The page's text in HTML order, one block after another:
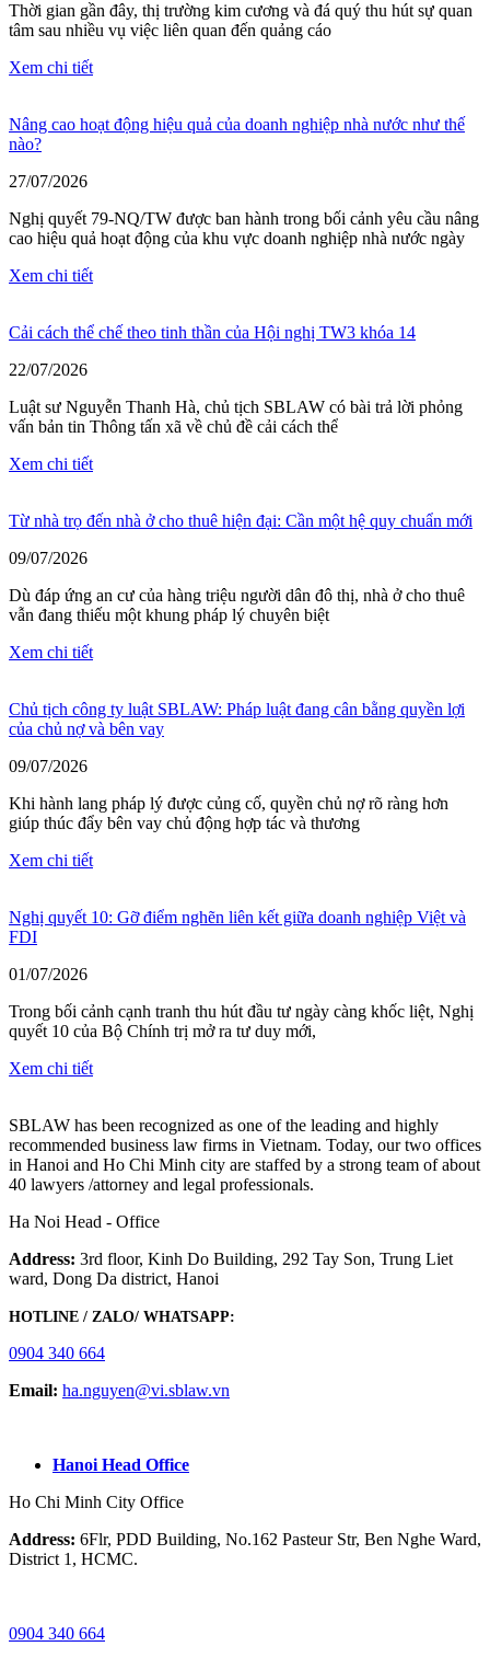
Thời gian gần đây, thị trường kim cương và đá quý thu hút sự quan
tâm sau nhiều vụ việc liên quan đến quảng cáo
Xem chi tiết
Nâng cao hoạt động hiệu quả của doanh nghiệp nhà nước như thế
nào?
27/07/2026
Nghị quyết 79-NQ/TW được ban hành trong bối cảnh yêu cầu nâng
cao hiệu quả hoạt động của khu vực doanh nghiệp nhà nước ngày
Xem chi tiết
Cải cách thể chế theo tinh thần của Hội nghị TW3 khóa 14
22/07/2026
Luật sư Nguyễn Thanh Hà, chủ tịch SBLAW có bài trả lời phỏng
vấn bản tin Thông tấn xã về chủ đề cải cách thể
Xem chi tiết
Từ nhà trọ đến nhà ở cho thuê hiện đại: Cần một hệ quy chuẩn mới
09/07/2026
Dù đáp ứng an cư của hàng triệu người dân đô thị, nhà ở cho thuê
vẫn đang thiếu một khung pháp lý chuyên biệt
Xem chi tiết
Chủ tịch công ty luật SBLAW: Pháp luật đang cân bằng quyền lợi
của chủ nợ và bên vay
09/07/2026
Khi hành lang pháp lý được củng cố, quyền chủ nợ rõ ràng hơn
giúp thúc đẩy bên vay chủ động hợp tác và thương
Xem chi tiết
Nghị quyết 10: Gỡ điểm nghẽn liên kết giữa doanh nghiệp Việt và
FDI
01/07/2026
Trong bối cảnh cạnh tranh thu hút đầu tư ngày càng khốc liệt, Nghị
quyết 10 của Bộ Chính trị mở ra tư duy mới,
Xem chi tiết
SBLAW has been recognized as one of the leading and highly
recommended business law firms in Vietnam. Today, our two offices
in Hanoi and Ho Chi Minh city are staffed by a strong team of about
40 lawyers /attorney and legal professionals.
Ha Noi Head - Office
Address: 3rd floor, Kinh Do Building, 292 Tay Son, Trung Liet
ward, Dong Da district, Hanoi
HOTLINE / ZALO/ WHATSAPP:
0904 340 664
Email: ha.nguyen@vi.sblaw.vn
Hanoi Head Office
Ho Chi Minh City Office
Address: 6Flr, PDD Building, No.162 Pasteur Str, Ben Nghe Ward,
District 1, HCMC.
0904 340 664